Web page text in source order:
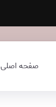
صفحه اصلی